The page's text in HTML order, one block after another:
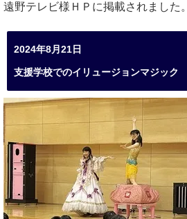
遠野テレビ様ＨＰに掲載されました。
2024年8月21日
支援学校でのイリュージョンマジック